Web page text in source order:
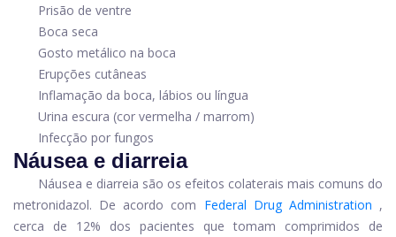
Prisão de ventre
Boca seca
Gosto metálico na boca
Erupções cutâneas
Inflamação da boca, lábios ou língua
Urina escura (cor vermelha / marrom)
Infecção por fungos
Náusea e diarreia
Náusea e diarreia são os efeitos colaterais mais comuns do
metronidazol. De acordo com Federal Drug Administration ,
cerca de 12% dos pacientes que tomam comprimidos de